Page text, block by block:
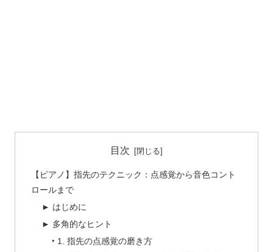
目次
【ピアノ】指先のテクニック：点感覚から音色コント
ロールまで
► はじめに
► 多角的なヒント
‣ 1. 指先の点感覚の磨き方